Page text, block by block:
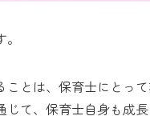
とは、保育士にとっ
て、保育士自身も成